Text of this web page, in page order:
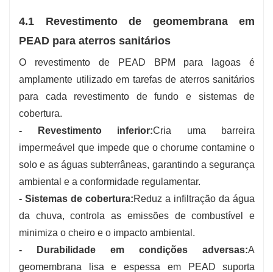
4.1 Revestimento de geomembrana em
PEAD para aterros sanitários
O revestimento de PEAD BPM para lagoas é
amplamente utilizado em tarefas de aterros sanitários
para cada revestimento de fundo e sistemas de
cobertura.
- Revestimento inferior:Cria uma barreira
impermeável que impede que o chorume contamine o
solo e as águas subterrâneas, garantindo a segurança
ambiental e a conformidade regulamentar.
- Sistemas de cobertura:Reduz a infiltração da água
da chuva, controla as emissões de combustível e
minimiza o cheiro e o impacto ambiental.
- Durabilidade em condições adversas:A
geomembrana lisa e espessa em PEAD suporta